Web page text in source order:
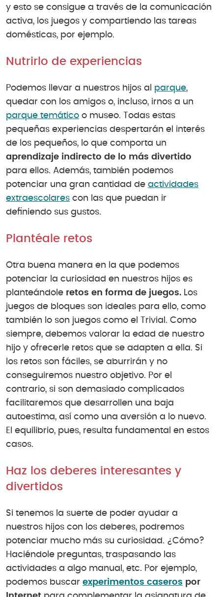
y esto se consigue a través de la comunicación
activa, los juegos y compartiendo las tareas
domésticas, por ejemplo.
Nutrirlo de experiencias
Podemos llevar a nuestros hijos al parque,
quedar con los amigos o, incluso, irnos a un
parque temático o museo. Todas estas
pequeñas experiencias despertarán el interés
de los pequeños, lo que comporta un
aprendizaje indirecto de lo más divertido
para ellos. Además, también podemos
potenciar una gran cantidad de actividades
extraescolares con las que puedan ir
definiendo sus gustos.
Plantéale retos
Otra buena manera en la que podemos
potenciar la curiosidad en nuestros hijos es
planteándole retos en forma de juegos. Los
juegos de bloques son ideales para ello, como
también lo son juegos como el Trivial. Como
siempre, debemos valorar la edad de nuestro
hijo y ofrecerle retos que se adapten a ella. Si
los retos son fáciles, se aburrirán y no
conseguiremos nuestro objetivo. Por el
contrario, si son demasiado complicados
facilitaremos que desarrollen una baja
autoestima, así como una aversión a lo nuevo.
El equilibrio, pues, resulta fundamental en estos
casos.
Haz los deberes interesantes y
divertidos
Si tenemos la suerte de poder ayudar a
nuestros hijos con los deberes, podremos
potenciar mucho más su curiosidad. ¿Cómo?
Haciéndole preguntas, traspasando las
actividades a algo manual, etc. Por ejemplo,
podemos buscar experimentos caseros por